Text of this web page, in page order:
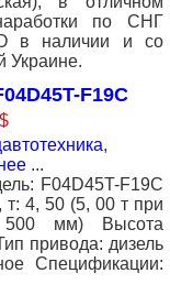
по СНГ
в наличии и со
Украине.
F19С
,
...
F04D45T-F19С
т: 4, 50 (5, 00 т при
500 мм) Высота
привода: дизель
Спецификации: